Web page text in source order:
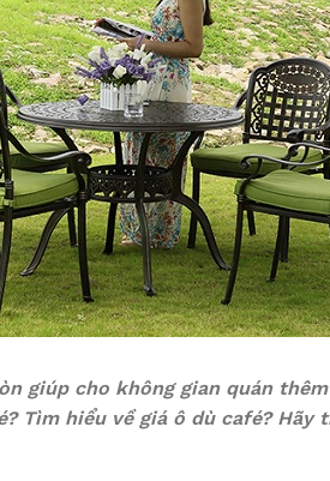
giúp cho không gian quán
Tìm hiểu về giá ô dù café?